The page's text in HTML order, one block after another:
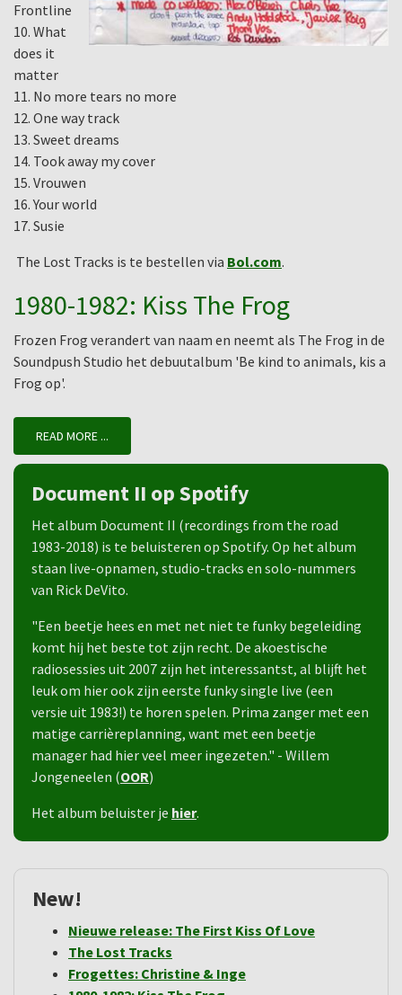
Frontline
10. What
does it
matter
11. No more tears no more
12. One way track
13. Sweet dreams
14. Took away my cover
15. Vrouwen
16. Your world
17. Susie
The Lost Tracks is te bestellen via Bol.com.
1980-1982: Kiss The Frog
Frozen Frog verandert van naam en neemt als The Frog in de
Soundpush Studio het debuutalbum 'Be kind to animals, kis a
Frog op'.
READ MORE ...
Document II op Spotify
Het album Document II (recordings from the road
1983-2018) is te beluisteren op Spotify. Op het album
staan live-opnamen, studio-tracks en solo-nummers
van Rick DeVito.
"Een beetje hees en met net niet te funky begeleiding
komt hij het beste tot zijn recht. De akoestische
radiosessies uit 2007 zijn het interessantst, al blijft het
leuk om hier ook zijn eerste funky single live (een
versie uit 1983!) te horen spelen. Prima zanger met een
matige carrièreplanning, want met een beetje
manager had hier veel meer ingezeten." - Willem
Jongeneelen (OOR)
Het album beluister je hier.
New!
Nieuwe release: The First Kiss Of Love
The Lost Tracks
Frogettes: Christine & Inge